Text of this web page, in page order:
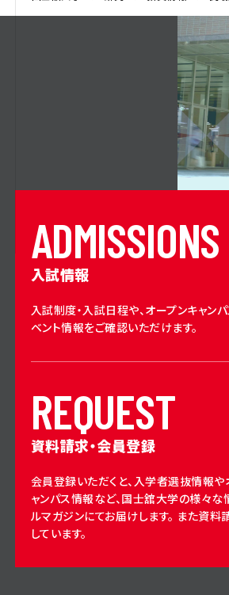
ADMISSIONS
入試情報
入試制度・入試日程や、オープンキャン
ベント情報をご確認いただけます。
REQUEST
資料請求・会員登録
会員登録いただくと、入学者選抜情報や
ャンパス情報など、国士舘大学の様々な
ルマガジンにてお届けします。 また資料
しています。